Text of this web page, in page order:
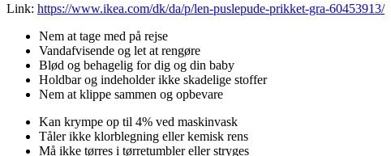
Link: https://www.ikea.com/dk/da/p/len-puslepude-prikket-gra-60453913/
Nem at tage med på rejse
Vandafvisende og let at rengøre
Blød og behagelig for dig og din baby
Holdbar og indeholder ikke skadelige stoffer
Nem at klippe sammen og opbevare
Kan krympe op til 4% ved maskinvask
Tåler ikke klorblegning eller kemisk rens
Må ikke tørres i tørretumbler eller stryges